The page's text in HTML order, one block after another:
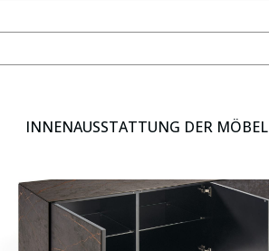
INNENAUSSTATTUNG DER MÖBEL